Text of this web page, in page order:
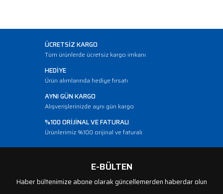
ÜCRETSİZ KARGO
Tüm ürünlerde ücretsiz kargo imkanı
HEDİYE
Ürün alımlarında hediye fırsatı
AYNI GÜN KARGO
Alışverişlerinizde aynı gün kargo
%100 ORİJİNAL VE FATURALI
Ürünlerimiz %100 orijinal ve faturalı
E-BÜLTEN
Haber bültenimize abone olarak güncellemerden haberdar olun